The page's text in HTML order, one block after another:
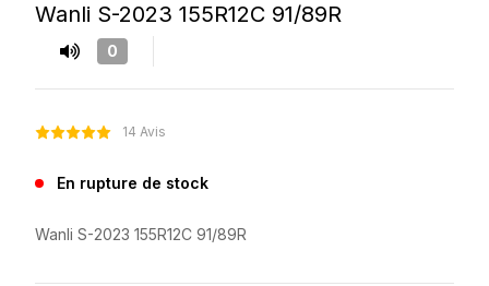
Wanli S-2023 155R12C 91/89R
0
14 Avis
En rupture de stock
Wanli S-2023 155R12C 91/89R